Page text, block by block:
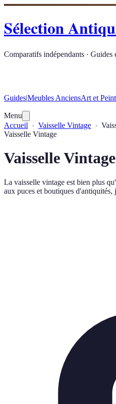
Sélection
Comparatifs indépendants · Guides
Guides|Meubles AnciensArt et
Menu
Accueil
Vaisselle Vintage
Vaisselle Vintage
Vaisselle
La vaisselle vintage est bien plus
aux puces et boutiques